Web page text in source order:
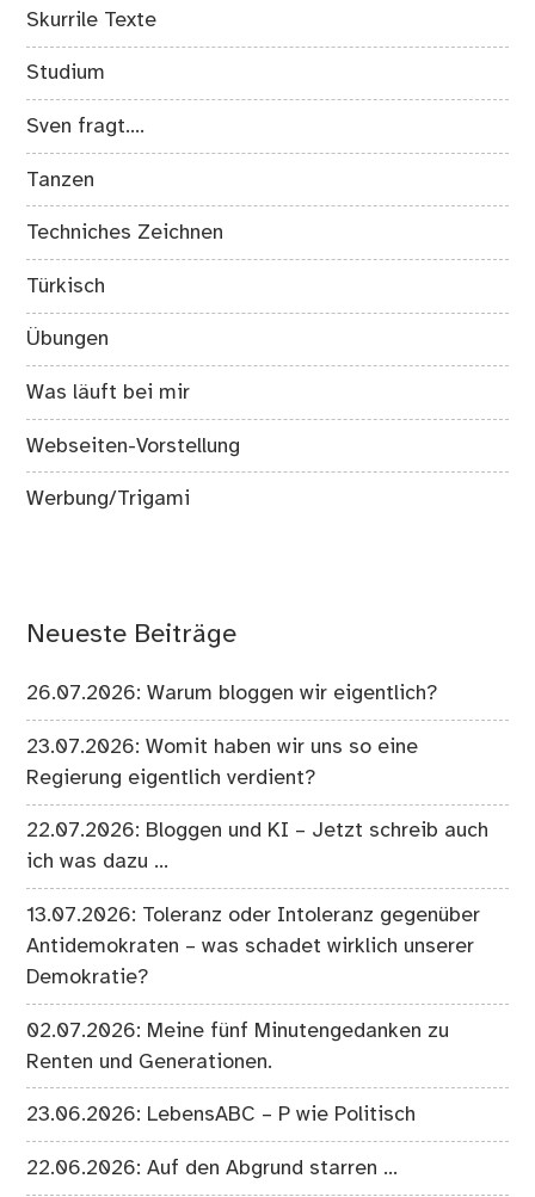
Skurrile Texte
Studium
Sven fragt….
Tanzen
Techniches Zeichnen
Türkisch
Übungen
Was läuft bei mir
Webseiten-Vorstellung
Werbung/Trigami
Neueste Beiträge
26.07.2026: Warum bloggen wir eigentlich?
23.07.2026: Womit haben wir uns so eine
Regierung eigentlich verdient?
22.07.2026: Bloggen und KI – Jetzt schreib auch
ich was dazu …
13.07.2026: Toleranz oder Intoleranz gegenüber
Antidemokraten – was schadet wirklich unserer
Demokratie?
02.07.2026: Meine fünf Minutengedanken zu
Renten und Generationen.
23.06.2026: LebensABC – P wie Politisch
22.06.2026: Auf den Abgrund starren …